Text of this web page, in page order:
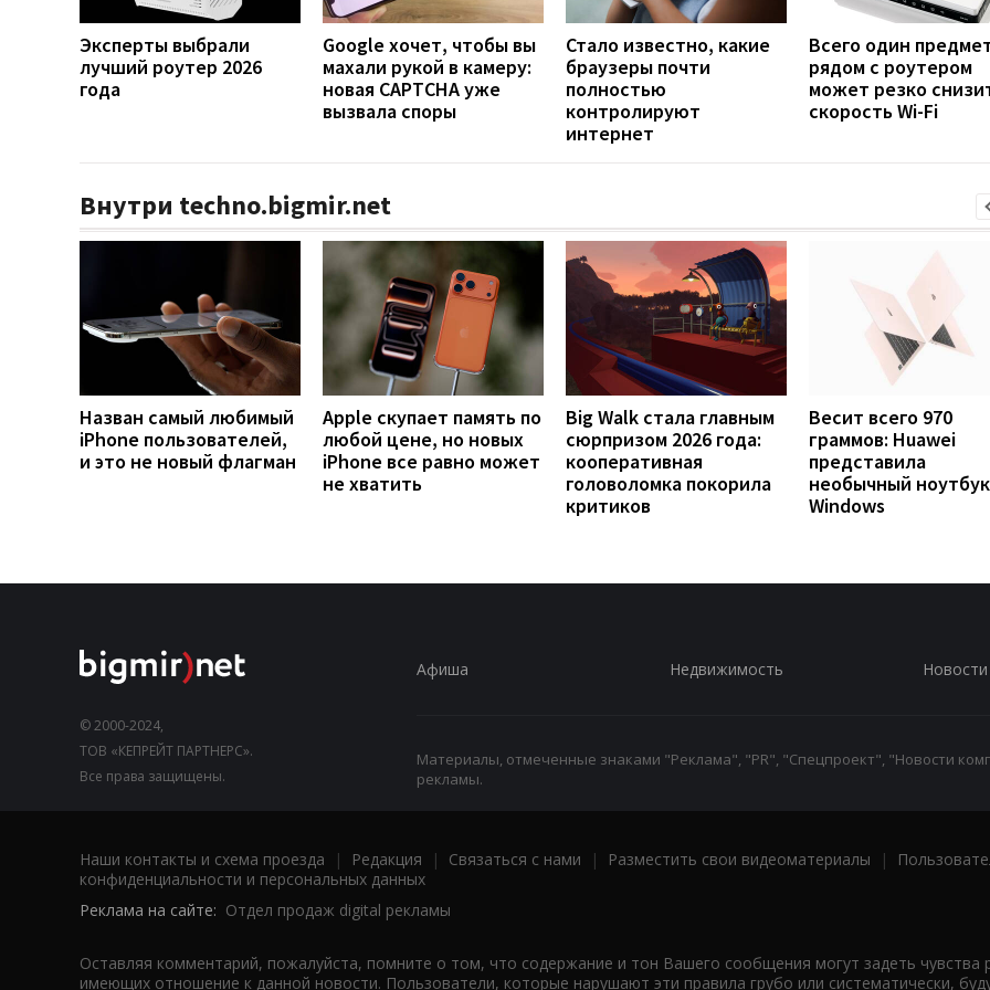
Эксперты выбрали
лучший роутер 2026
года
Google хочет, чтобы вы
махали рукой в камеру:
новая CAPTCHA уже
вызвала споры
Стало известно, какие
браузеры почти
полностью
контролируют
интернет
Всего один
рядом с роутером
может резко
скорость Wi-Fi
Внутри techno.bigmir.net
Назван самый любимый
iPhone пользователей,
и это не новый флагман
Apple скупает память по
любой цене, но новых
iPhone все равно может
не хватить
Big Walk стала главным
сюрпризом 2026 года:
кооперативная
головоломка покорила
критиков
Весит всего 970
граммов: Huawei
представила
необычный
Windows
© 2000-2024,
ТОВ «КЕПРЕЙТ ПАРТНЕРС».
Все права защищены.
Афиша Недвижимость Новости
Материалы, отмеченные знаками "Реклама", "PR", "Спецпроект", "Новости
рекламы.
Наши контакты и схема проезда | Редакция | Связаться с нами | Разместить свои видеоматериалы |
конфиденциальности и персональных данных
Реклама на сайте: Отдел продаж digital рекламы
Оставляя комментарий, пожалуйста, помните о том, что содержание и тон Вашего сообщения могут задеть чувства
имеющих отношение к данной новости. Пользователи, которые нарушают эти правила грубо или систематически,